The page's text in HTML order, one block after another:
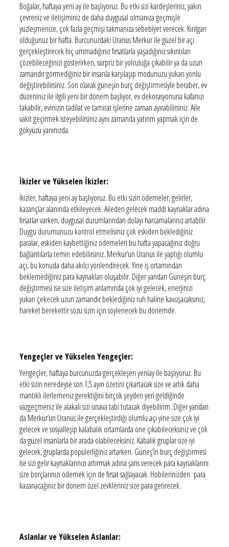
Boğalar, haftaya yeni ay ile başlıyoruz. Bu etki sizi kardeşleriniz, yakın
çevreniz ve iletişiminiz de daha duygusal olmanıza geçmişle
yüzleşmenize, çok fazla geçmişi takmanıza sebebiyet verecek. Kırılgan
olduğunuz bir hafta. Burcunuzdaki Uranüs Merkür ile güzel bir açı
gerçekleştirecek hiç ummadığınız fırsatlarla yaşadığınız sıkıntıları
çözebileceğinizi gösterirken, sürpriz bir yolculuğa çıkabilir ya da uzun
zamandır görmediğiniz bir insanla karşılaşıp modunuzu yukarı yönlü
değiştirebilirsiniz. Son olarak güneşin burç değiştirmesiyle beraber, ev
düzeniniz ile ilgili yeni bir dönem başlıyor, ev dekorasyonuna kafanızı
takabilir, evinizin tadilat ve tamirat işlerine zaman ayırabilirsiniz. Aile
vakit geçirmek isteyebilirsiniz aynı zamanda yatırım yapmak için de
gökyüzü yanınızda.
İkizler ve Yükselen İkizler:
İkizler, haftaya yeni ay başlıyoruz. Bu etki sizin ödemeler, gelirler,
kazançlar alanında etkileyecek. Aileden gelecek maddi kaynaklar adına
fırsatlar varken, duygusal durumlarından dolayı harcamalarınız artabilir.
Duygu durumunuzu kontrol etmelisiniz çok eskiden beklediğiniz
paralar, eskiden kaybettiğiniz ödemeleri bu hafta yapacağınız doğru
bağlantılarla temin edebilirsiniz. Merkür’ün Uranüs ile yaptığı olumlu
açı, bu konuda daha akılcı yönlendirecek. Yine iş ortamından
beklemediğiniz para kaynakları oluşabilir. Diğer yandan Güneşin burç
değiştirmesi ise size iletişim anlamında çok iyi gelecek, enerjinizi
yukarı çekecek uzun zamandır beklediğiniz ruh haline kavuşacaksınız,
hareket berekettir sözü sizin için söylenecek bu dönemde.
Yengeçler ve Yükselen Yengeçler:
Yengeçler, haftaya burcunuzda gerçekleşen yeniay ile başlıyoruz. Bu
etki sizin neredeyse son 1,5 ayın özetini çıkartacak size ve artık daha
mantıklı ilerlemeniz gerektiğini birçok şeyden yeri geldiğinde
vazgeçmeniz ile alakalı sizi sınava tabi tutacak diyebilirim. Diğer yandan
da Merkür’ün Uranüs ile gerçekleştirdiği olumlu açı yine size çok iyi
gelecek ve sosyalleşip kalabalık ortamlarda öne çıkabileceksiniz ve çok
da güzel insanlarla bir arada olabileceksiniz. Kabalık gruplar size iyi
gelecek, gruplarda popülerliğiniz artarken. Güneş’in burç değiştirmesi
ise sizi gelir kaynaklarınızı artırmak adına şans verecek para kaynaklarını
size borçlarınızı ödemek için de fırsat sağlayacak. Hobilerinizden para
kazanacağınız bir dönem özel zevkleriniz size para getirecek.
Aslanlar ve Yükselen Aslanlar: